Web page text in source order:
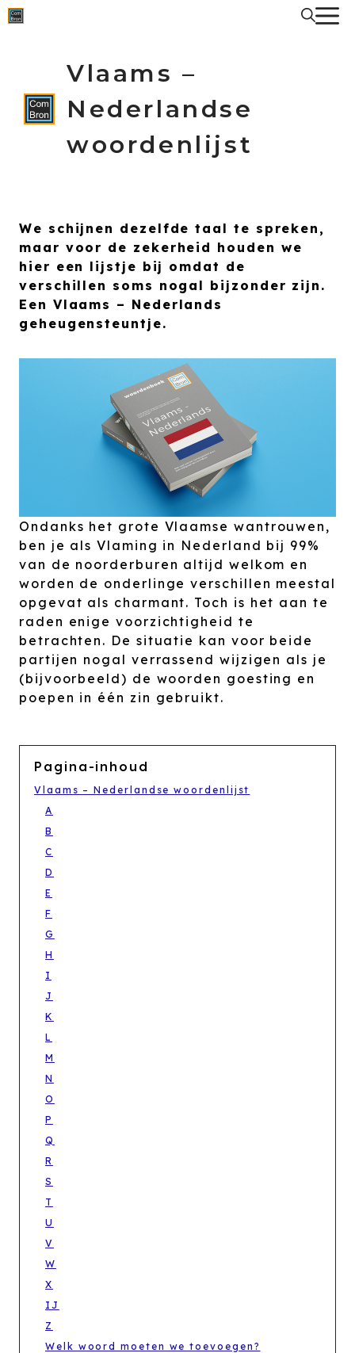
Spring
naar
Vlaams –
Nederlandse
woordenlijst
We schijnen dezelfde taal te spreken,
maar voor de zekerheid houden we
hier een lijstje bij omdat de
verschillen soms nogal bijzonder zijn.
Een Vlaams – Nederlands
geheugensteuntje.
Ondanks het grote Vlaamse wantrouwen,
ben je als Vlaming in Nederland bij 99%
van de noorderburen altijd welkom en
worden de onderlinge verschillen meestal
opgevat als charmant. Toch is het aan te
raden enige voorzichtigheid te
betrachten. De situatie kan voor beide
partijen nogal verrassend wijzigen als je
(bijvoorbeeld) de woorden goesting en
poepen in één zin gebruikt.
Pagina-inhoud
Vlaams – Nederlandse woordenlijst
A
B
C
D
E
F
G
H
I
J
K
L
M
N
O
P
Q
R
S
T
U
V
W
X
IJ
Z
Welk woord moeten we toevoegen?